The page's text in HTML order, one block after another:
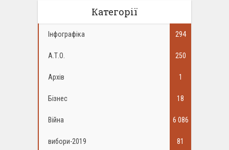
Категорії
Інфографіка 294
А.Т.О. 250
Архів 1
Бізнес 18
Війна 6 086
вибори-2019 81